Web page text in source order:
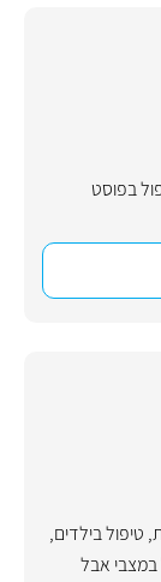
בפוסט
, טיפול בילדים,
במצבי אבל